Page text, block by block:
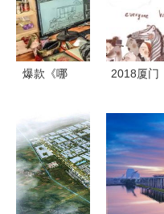
全解析
爆款《哪
10亿！全片
最燃场面出
自厦门这家
动漫公司
2018厦门
衍生品大赛
十大知名IP
助力厦门动
漫产业新跨